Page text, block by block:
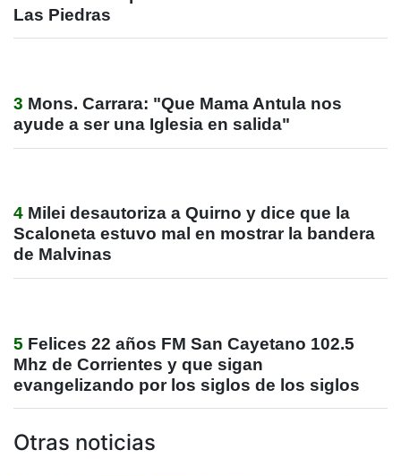
Las Piedras
3 Mons. Carrara: "Que Mama Antula nos
ayude a ser una Iglesia en salida"
4 Milei desautoriza a Quirno y dice que la
Scaloneta estuvo mal en mostrar la bandera
de Malvinas
5 Felices 22 años FM San Cayetano 102.5
Mhz de Corrientes y que sigan
evangelizando por los siglos de los siglos
Otras noticias